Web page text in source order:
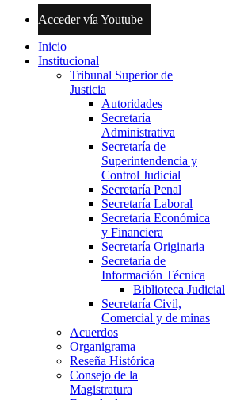
Acceder vía Youtube
Inicio
Institucional
Tribunal Superior de
Justicia
Autoridades
Secretaría
Administrativa
Secretaría de
Superintendencia y
Control Judicial
Secretaría Penal
Secretaría Laboral
Secretaría Económica
y Financiera
Secretaría Originaria
Secretaría de
Información Técnica
Biblioteca Judicial
Secretaría Civil,
Comercial y de minas
Acuerdos
Organigrama
Reseña Histórica
Consejo de la
Magistratura